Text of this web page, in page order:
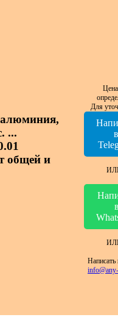
алюминия,
...
общей и
Для
в
в
Написать